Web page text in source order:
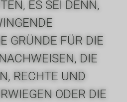
ES SEI DENN,
GRÜNDE FÜR DIE
DIE
RECHTE UND
ODER DIE